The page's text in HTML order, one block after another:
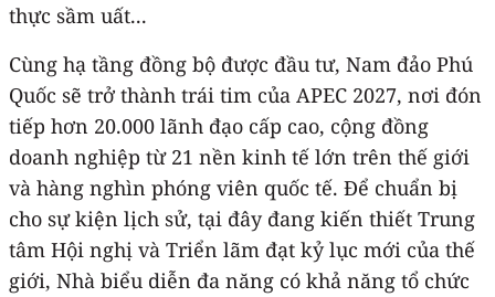
thực sầm uất...
Cùng hạ tầng đồng bộ được đầu tư, Nam đảo Phú
Quốc sẽ trở thành trái tim của APEC 2027, nơi đón
tiếp hơn 20.000 lãnh đạo cấp cao, cộng đồng
doanh nghiệp từ 21 nền kinh tế lớn trên thế giới
và hàng nghìn phóng viên quốc tế. Để chuẩn bị
cho sự kiện lịch sử, tại đây đang kiến thiết Trung
tâm Hội nghị và Triển lãm đạt kỷ lục mới của thế
giới, Nhà biểu diễn đa năng có khả năng tổ chức